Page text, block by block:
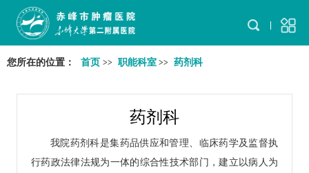
您所在的位置： 首页 >> 职能科室 >> 药剂科
药剂科
我院药剂科是集药品供应和管理、临床药学及监督执
行药政法律法规为一体的综合性技术部门，建立以病人为